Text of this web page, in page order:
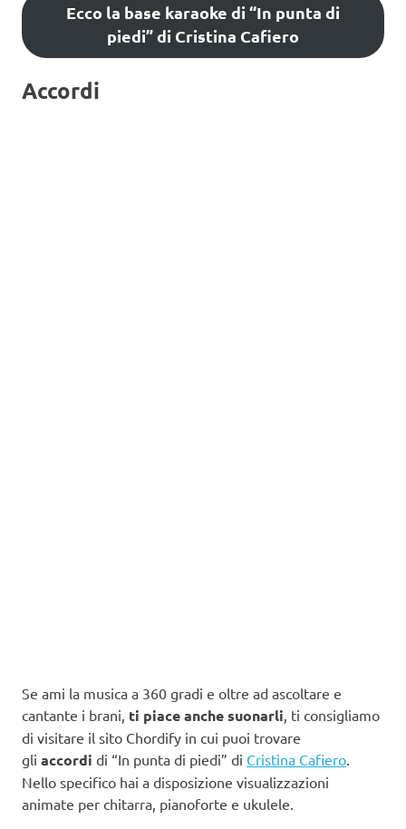
Ecco la base karaoke di “In punta di
piedi” di Cristina Cafiero
Accordi
Se ami la musica a 360 gradi e oltre ad ascoltare e
cantante i brani, ti piace anche suonarli, ti consigliamo
di visitare il sito Chordify in cui puoi trovare
gli accordi di “In punta di piedi” di Cristina Cafiero.
Nello specifico hai a disposizione visualizzazioni
animate per chitarra, pianoforte e ukulele.